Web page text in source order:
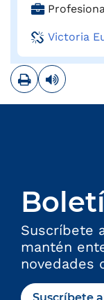
ó
n
o
o
:
e
o
e
l
e
c
c
:
o
f
e
s
i
ó
C
r
g
o
:
Victoria
ImprimirLeer
Suscríbete
mantén
novedades